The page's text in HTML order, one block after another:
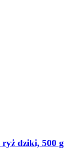
dziki, 500 g